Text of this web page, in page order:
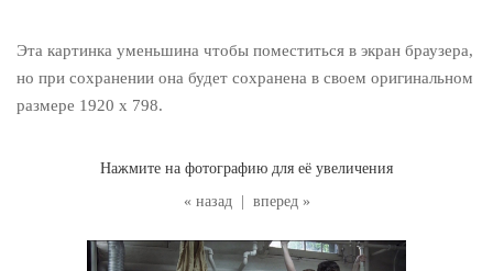
« назад вперед »
Нажмите на фотографию для её увеличения
Эта картинка уменьшина чтобы поместиться в экран браузера,
но при сохранении она будет сохранена в своем оригинальном
размере 1920 x 798.